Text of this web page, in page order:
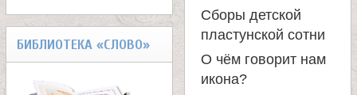
БИБЛИОТЕКА «СЛОВО»
Сборы детской
пластунской сотни
О чём говорит нам
икона?